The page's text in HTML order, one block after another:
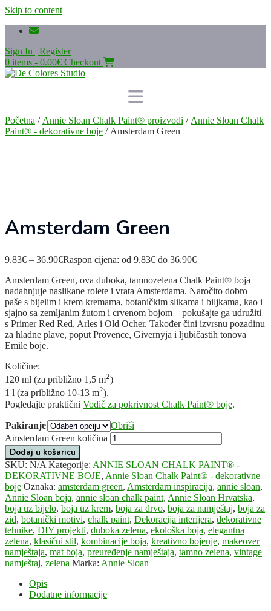
Skip to content
Sign In | Register
0 items - 0.00€ Checkout
Početna / Annie Sloan Chalk Paint® proizvodi / Annie Sloan Chalk
Paint® - dekorativne boje / Amsterdam Green
Amsterdam Green
9.83€ – 36.90€Raspon cijena: od 9.83€ do 36.90€
Amsterdam Green, ova duboka, tamnozelena Chalk Paint® boja
nadahnjuje naslikane rolete i vrata Amsterdama. Naročito dobro
paše s bijelim i krem ​​kremama, botaničkim slikama i biljkama, kao i
sjajno sa zemljanim žutom i crvenom bojom – pokušajte ga udružiti
s Primer Red Red, Arles i Old Ocher. Također čini izvrsnu pozadinu
za hladne plave, poput Provence, Givernyja i ljubičastih tonova
Emile boje.
Količine:
120 ml (za približno 1,5 m2)
1 l (za približno 10-13 m2).
Pogledajte praktični Vodič za pokrivnost Chalk Paint® boje.
Pakiranje
Obriši
Amsterdam Green količina
Dodaj u košaricu
SKU: N/A Kategorije: ANNIE SLOAN CHALK PAINT® -
DEKORATIVNE BOJE, Annie Sloan Chalk Paint® - dekorativne
boje Oznaka: amsterdam green, Amsterdam inspiracija, annie sloan,
Annie Sloan boja, annie sloan chalk paint, Annie Sloan Hrvatska,
boja uz bijelo, boja uz krem, boja za drvo, boja za namještaj, boja za
zid, botanički motivi, chalk paint, Dekoracija interijera, dekorativne
tehnike, DIY projekti, duboka zelena, ekološka boja, elegantna
zelena, klasični stil, kombinacije boja, kreativno bojenje, makeover
namještaja, mat boja, preuređenje namještaja, tamno zelena, vintage
namještaj, zelena Marka: Annie Sloan
Opis
Dodatne informacije